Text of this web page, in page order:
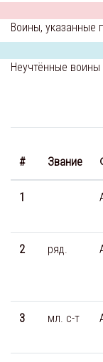
Воины, указанные
Неучтённые воины
# Звание
1
2 ряд.
3 мл. с-т